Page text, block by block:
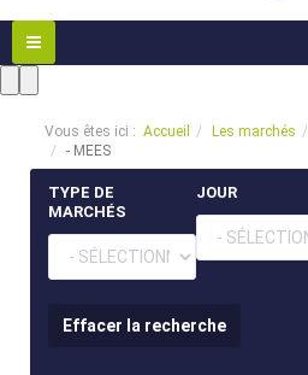
Vous êtes ici : Accueil Les marchés
- MEES
TYPE DE
MARCHÉS
JOUR